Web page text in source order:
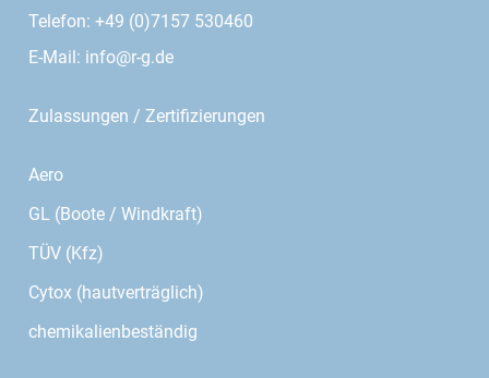
Telefon: +49 (0)7157 530460
E-Mail: info@r-g.de
Zulassungen / Zertifizierungen
Aero
GL (Boote / Windkraft)
TÜV (Kfz)
Cytox (hautverträglich)
chemikalienbeständig